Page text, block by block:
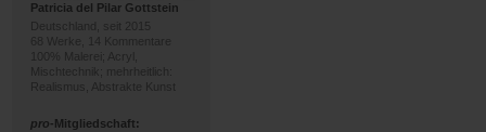
Patricia del Pilar Gottstein
Deutschland, seit 2015
68 Werke, 14 Kommentare
100% Malerei; Acryl,
Mischtechnik; mehrheitlich:
Realismus, Abstrakte Kunst
pro-Mitgliedschaft: